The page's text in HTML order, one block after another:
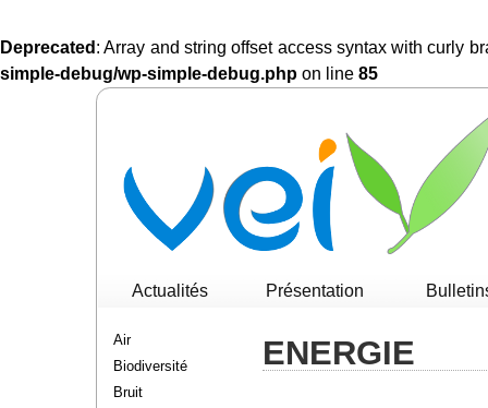
Deprecated : Array and string offset access syntax with curly
simple-debug/wp-simple-debug.php on line 85
Actualités Présentation
Air
Biodiversité
Bruit
ENERGIE